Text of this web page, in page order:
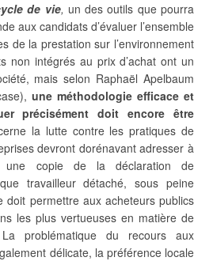
de vie, un des outils que pourra
aux candidats d’évaluer l’ensemble
de la prestation sur l’environnement
non intégrés au prix d’achat ont un
mais selon Raphaël Apelbaum
une méthodologie efficace et
précisément doit encore être
la lutte contre les pratiques de
devront dorénavant adresser à
une copie de la déclaration de
travailleur détaché, sous peine
doit permettre aux acheteurs publics
les plus vertueuses en matière de
problématique du recours aux
délicate, la préférence locale